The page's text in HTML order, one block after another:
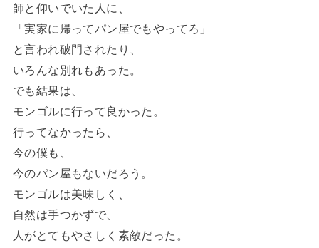
師と仰いでいた人に、
「実家に帰ってパン屋でもやってろ」
と言われ破門されたり、
いろんな別れもあった。
でも結果は、
モンゴルに行って良かった。
行ってなかったら、
今の僕も、
今のパン屋もないだろう。
モンゴルは美味しく、
自然は手つかずで、
人がとてもやさしく素敵だった。